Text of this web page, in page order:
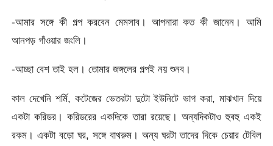
-আমার সঙ্গে কী গল্প করবেন মেমসাব। আপনারা কত কী জানেন। আমি
আনপড় গাঁওয়ার জংলি।
-আচ্ছা বেশ তাই হল। তোমার জঙ্গলের গল্পই নয় শুনব।
কাল দেখেনি শর্মি, কটেজের ভেতরটা দুটো ইউনিটে ভাগ করা, মাঝখান দিয়ে
একটা করিডর। করিডরের একদিকে তারা রয়েছে। অন্যদিকটাও হুবহু একই
রকম। একটা বড়ো ঘর, সঙ্গে বাথরুম। অন্য ঘরটা তাদের দিকে চেয়ার টেবিল